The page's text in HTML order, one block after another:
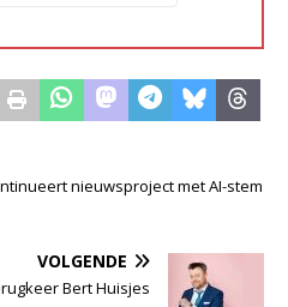
nieuwsproject met AI-stem
VOLGENDE
Bert Huisjes